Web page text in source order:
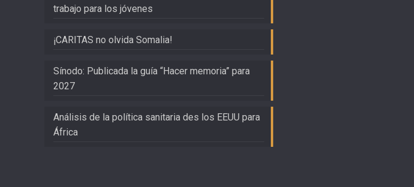
trabajo para los jóvenes
¡CARITAS no olvida Somalia!
Sínodo: Publicada la guía “Hacer memoria” para
2027
Análisis de la política sanitaria des los EEUU para
África